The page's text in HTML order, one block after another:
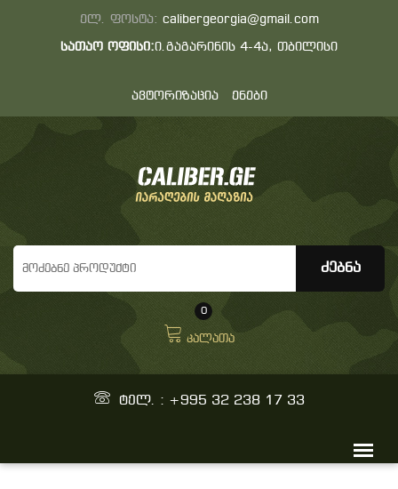
ელ. ფოსტა: calibergeorgia@gmail.com
სათაო ოფისი:ი.გაგარინის 4-4ა, თბილისი
ავტორიზაცია ენები
0
კალათა
ტელ. : +995 32 238 17 33